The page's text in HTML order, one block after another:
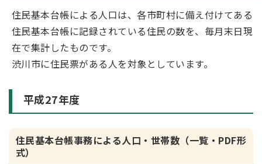
住民基本台帳による人口は、各市町村に備え付けてある
住民基本台帳に記録されている住民の数を、毎月末日現
在で集計したものです。
渋川市に住民票がある人を対象としています。
平成27年度
住民基本台帳事務による人口・世帯数（一覧・PDF形
式）